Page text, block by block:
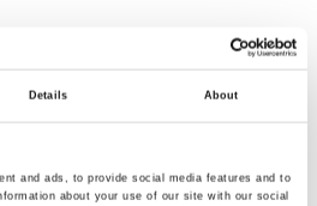
Details About
and ads, to provide social media features and to
about your use of our site with our social